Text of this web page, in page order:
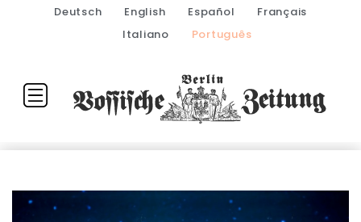
Deutsch English Español
Français
Italiano
Português